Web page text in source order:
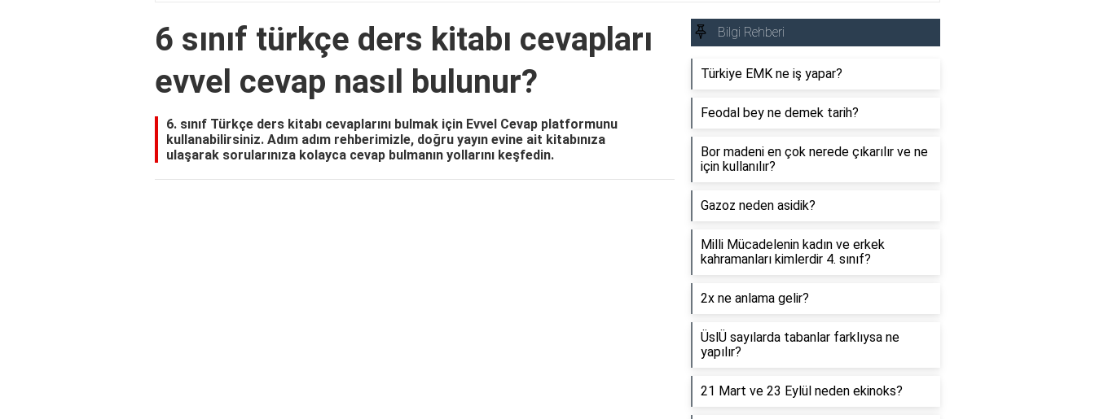
6 sınıf türkçe ders kitabı cevapları
evvel cevap nasıl bulunur?
6. sınıf Türkçe ders kitabı cevaplarını bulmak için Evvel Cevap platformunu
kullanabilirsiniz. Adım adım rehberimizle, doğru yayın evine ait kitabınıza
ulaşarak sorularınıza kolayca cevap bulmanın yollarını keşfedin.
Bilgi Rehberi
Türkiye EMK ne iş yapar?
Feodal bey ne demek tarih?
Bor madeni en çok nerede çıkarılır ve ne
için kullanılır?
Gazoz neden asidik?
Milli Mücadelenin kadın ve erkek
kahramanları kimlerdir 4. sınıf?
2x ne anlama gelir?
ÜslÜ sayılarda tabanlar farklıysa ne
yapılır?
21 Mart ve 23 Eylül neden ekinoks?